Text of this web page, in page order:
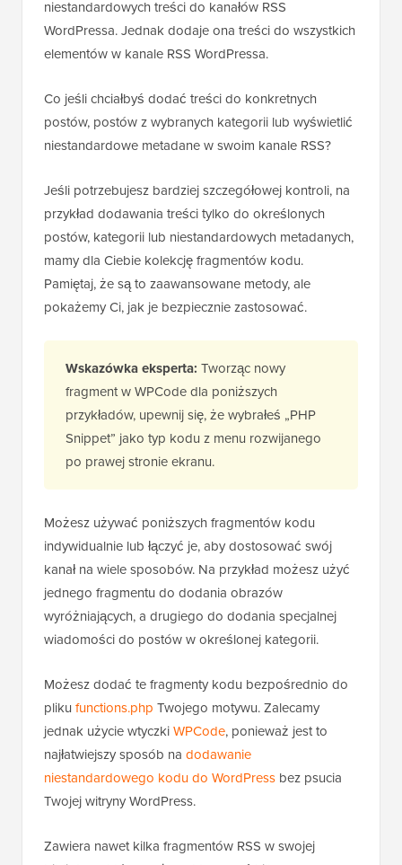
niestandardowych treści do kanałów RSS
WordPressa. Jednak dodaje ona treści do wszystkich
elementów w kanale RSS WordPressa.
Co jeśli chciałbyś dodać treści do konkretnych
postów, postów z wybranych kategorii lub wyświetlić
niestandardowe metadane w swoim kanale RSS?
Jeśli potrzebujesz bardziej szczegółowej kontroli, na
przykład dodawania treści tylko do określonych
postów, kategorii lub niestandardowych metadanych,
mamy dla Ciebie kolekcję fragmentów kodu.
Pamiętaj, że są to zaawansowane metody, ale
pokażemy Ci, jak je bezpiecznie zastosować.
Wskazówka eksperta: Tworząc nowy
fragment w WPCode dla poniższych
przykładów, upewnij się, że wybrałeś „PHP
Snippet” jako typ kodu z menu rozwijanego
po prawej stronie ekranu.
Możesz używać poniższych fragmentów kodu
indywidualnie lub łączyć je, aby dostosować swój
kanał na wiele sposobów. Na przykład możesz użyć
jednego fragmentu do dodania obrazów
wyróżniających, a drugiego do dodania specjalnej
wiadomości do postów w określonej kategorii.
Możesz dodać te fragmenty kodu bezpośrednio do
pliku functions.php Twojego motywu. Zalecamy
jednak użycie wtyczkiWPCode, ponieważ jest to
najłatwiejszy sposób na dodawanie
niestandardowego kodu do WordPress bez psucia
Twojej witryny WordPress.
Zawiera nawet kilka fragmentów RSS w swojej